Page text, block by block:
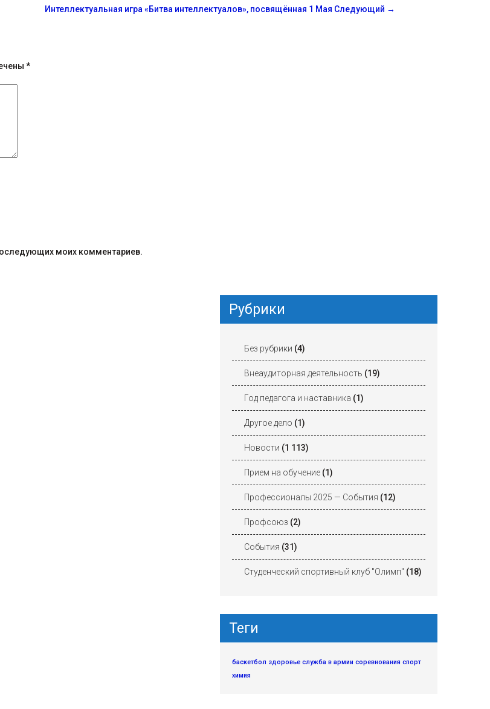
Интеллектуальная игра «Битва интеллектуалов», посвящённая 1 Мая Следующий →
*
моих комментариев.
Рубрики
Без рубрики (4)
Внеаудиторная деятельность (19)
Год педагога и наставника (1)
Другое дело (1)
Новости (1 113)
Прием на обучение (1)
Профессионалы 2025 — События (12)
Профсоюз (2)
События (31)
Студенческий спортивный клуб "Олимп" (18)
Теги
баскетбол здоровье служба в армии соревнования спорт
химия